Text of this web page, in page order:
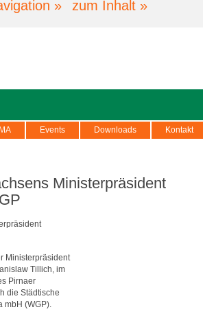
» zum Inhalt »
Events Downloads Kontakt
Ministerpräsident
Ministerpräsident
Tillich, im
Pirnaer
die Städtische
mbH (WGP).